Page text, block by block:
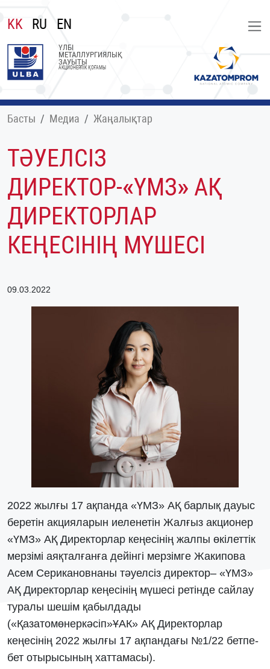
KK RU EN
ҮЛБІ
МЕТАЛЛУРГИЯЛЫҚ
ЗАУЫТЫ
АКЦИОНЕРЛІК ҚОҒАМЫ
Басты Медиа Жаңалықтар
ТӘУЕЛСІЗ
ДИРЕКТОР-«ҮМЗ» АҚ
ДИРЕКТОРЛАР
КЕҢЕСІНІҢ МҮШЕСІ
09.03.2022
2022 жылғы 17 ақпанда «ҮМЗ» АҚ барлық дауыс
беретін акцияларын иеленетін Жалғыз акционер
«ҮМЗ» АҚ Директорлар кеңесінің жалпы өкілеттік
мерзімі аяқталғанға дейінгі мерзімге Жакипова
Асем Серикановнаны тәуелсіз директор– «ҮМЗ»
АҚ Директорлар кеңесінің мүшесі ретінде сайлау
туралы шешім қабылдады
(«Қазатомөнеркәсіп»ҰАК» АҚ Директорлар
кеңесінің 2022 жылғы 17 ақпандағы №1/22 бетпе-
бет отырысының хаттамасы).